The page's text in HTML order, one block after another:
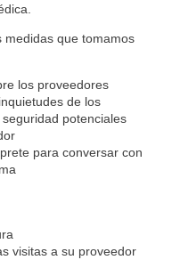
medidas que tomamos
los proveedores
de los
potenciales
para conversar con
visitas a su proveedor